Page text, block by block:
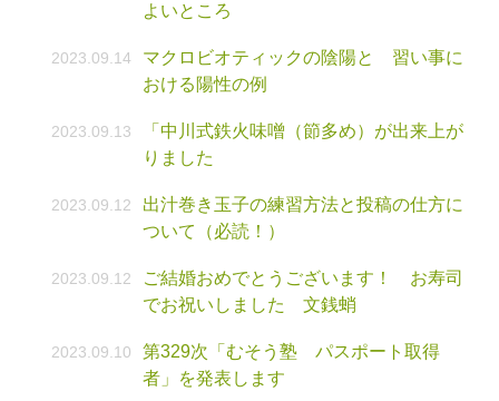
よいところ
2023.09.14
マクロビオティックの陰陽と 習い事に
おける陽性の例
2023.09.13
「中川式鉄火味噌（節多め）が出来上が
りました
2023.09.12
出汁巻き玉子の練習方法と投稿の仕方に
ついて（必読！）
2023.09.12
ご結婚おめでとうございます！ お寿司
でお祝いしました 文銭蛸
2023.09.10
第329次「むそう塾 パスポート取得
者」を発表します